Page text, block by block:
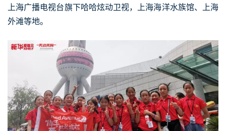
上海广播电视台旗下哈哈炫动卫视，上海海洋水族馆、上海
外滩等地。